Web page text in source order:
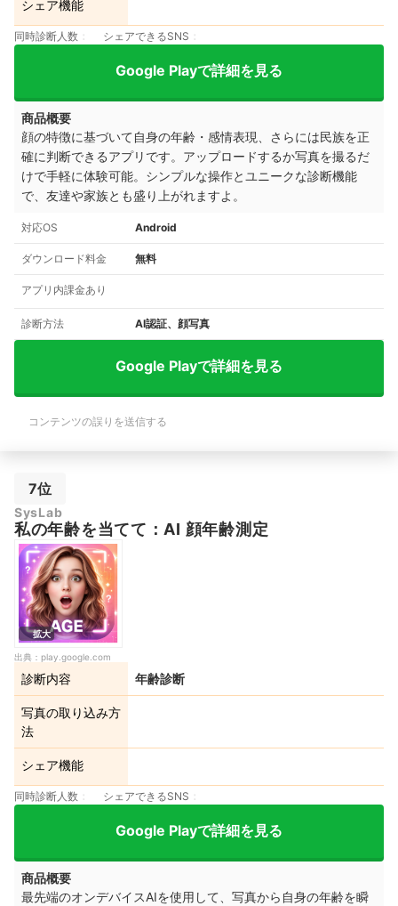
シェア機能
同時診断人数 シェアできるSNS
Google Playで詳細を見る
商品概要
顔の特徴に基づいて自身の年齢・感情表現、さらには民族を正
確に判断できるアプリです。アップロードするか写真を撮るだ
けで手軽に体験可能。シンプルな操作とユニークな診断機能
で、友達や家族とも盛り上がれますよ。
対応OS Android
ダウンロード料金 無料
アプリ内課金あり
診断方法 AI認証、顔写真
Google Playで詳細を見る
コンテンツの誤りを送信する
7位
SysLab
私の年齢を当てて：AI 顔年齢測定
拡大
出典： play.google.com
診断内容 年齢診断
写真の取り込み方
法
シェア機能
同時診断人数 シェアできるSNS
Google Playで詳細を見る
商品概要
最先端のオンデバイスAIを使用して、写真から自身の年齢を瞬